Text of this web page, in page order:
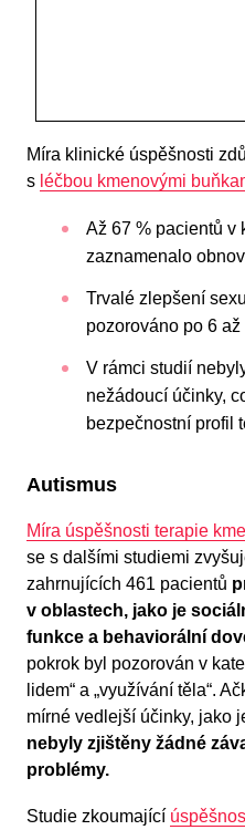
Míra klinické úspěšnosti
s léčbou kmenovými
Až 67 % pacientů v
zaznamenalo
Trvalé zlepšení
pozorováno po 6
V rámci studií
nežádoucí účinky,
bezpečnostní profil
Autismus
Míra úspěšnosti terapie
se s dalšími studiemi
zahrnujících 461 pacientů
v oblastech, jako je
funkce a behaviorální
pokrok byl pozorován v
lidem“ a „využívání těla“.
mírné vedlejší účinky, jako
nebyly zjištěny žádné
problémy.
Studie zkoumající